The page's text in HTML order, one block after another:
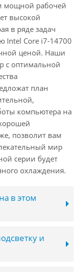
мощной рабочей
высокой
в ряде задач
Intel Core i7-14700
ценой. Наши
с оптимальной
план
компьютера на
позволит вам
мир
серии будет
охлаждения.
в этом
и